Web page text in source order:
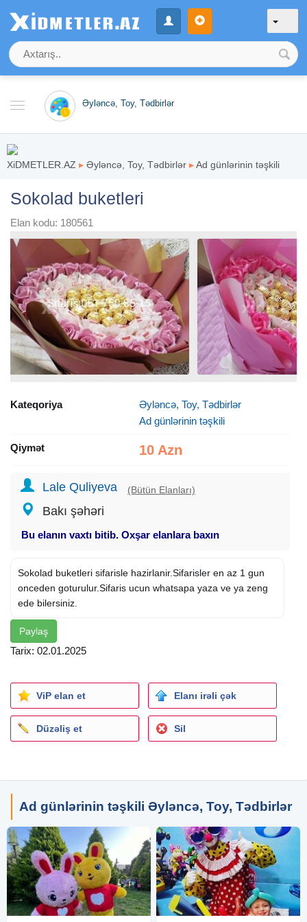
Əyləncə, Toy, Tədbirlər
XiDMETLER.AZ ▸ Əyləncə, Toy, Tədbirlər ▸Ad günlərinin təşkili
Sokolad buketleri
Elan kodu: 180561
Kateqoriya
Əyləncə, Toy, Tədbirlər
Ad günlərinin təşkili
Qiymət 10 Azn
Lale Quliyeva (Bütün Elanları)
Bakı şəhəri
Bu elanın vaxtı bitib. Oxşar elanlara baxın
Sokolad buketleri sifarisle hazirlanir.Sifarisler en az 1 gun
onceden goturulur.Sifaris ucun whatsapa yaza ve ya zeng
ede bilersiniz.
Paylaş
Tarix: 02.01.2025
ViP elan et Elanı irəli çək
Düzəliş et Sil
Ad günlərinin təşkili Əyləncə, Toy, Tədbirlər